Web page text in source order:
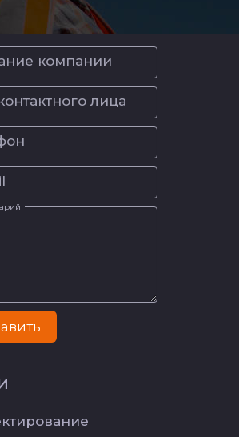
компании
лица